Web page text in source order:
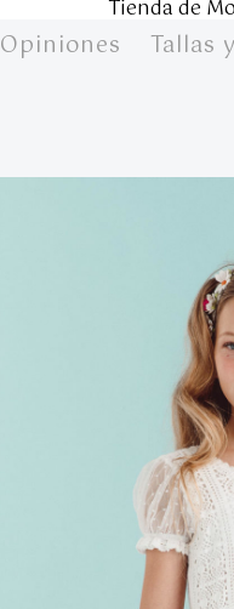
Opiniones Tallas
Tienda de